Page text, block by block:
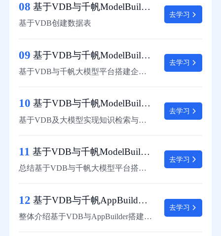
08 基于VDB与千帆ModelBuilder搭建企业知识库：创建数据表
基于VDB创建数据表
去学习
09 基于VDB与千帆ModelBuilder搭建企业知识库：数据入库
基于VDB与千帆大模型平台搭建企业知识库通过代码实现数据入库并测试
去学习
10 基于VDB与千帆ModelBuilder搭建企业知识库：知识检索与问答
基于VDB及大模型实现知识检索与问答
去学习
11 基于VDB与千帆ModelBuilder搭建企业知识库：总结
总结基于VDB与千帆大模型平台搭建企业知识库项目的实现过程
去学习
12 基于VDB与千帆AppBuilder搭建企业智能客服项目概述
整体介绍基于VDB与AppBuilder搭建企业智能客服项目的功能及背景意义
去学习